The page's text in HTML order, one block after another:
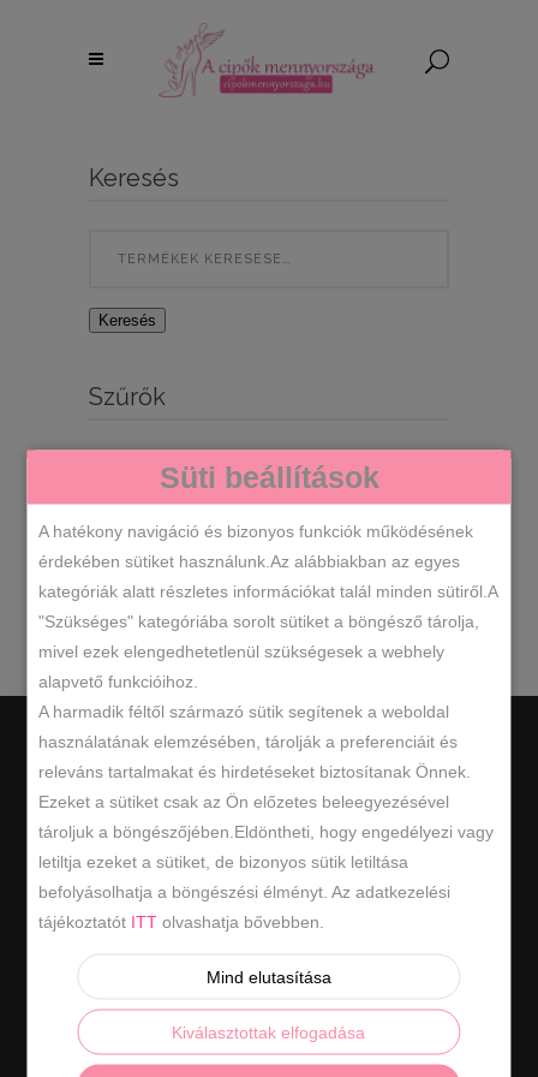
Keresés
Keresés
Szűrők
Egy termék se felelt meg a
keresésnek.
Hasznos információk
ÁSZF
ELÁLLÁS A SZERZŐDÉSTŐL
Süti beállítások
A hatékony navigáció és bizonyos funkciók működésének
érdekében sütiket használunk.Az alábbiakban az egyes
kategóriák alatt részletes információkat talál minden sütiről.A
"Szükséges" kategóriába sorolt sütiket a böngésző tárolja,
mivel ezek elengedhetetlenül szükségesek a webhely
alapvető funkcióihoz.
A harmadik féltől származó sütik segítenek a weboldal
használatának elemzésében, tárolják a preferenciáit és
releváns tartalmakat és hirdetéseket biztosítanak Önnek.
Ezeket a sütiket csak az Ön előzetes beleegyezésével
tároljuk a böngészőjében.Eldöntheti, hogy engedélyezi vagy
letiltja ezeket a sütiket, de bizonyos sütik letiltása
befolyásolhatja a böngészési élményt. Az adatkezelési
tájékoztatót ITT olvashatja bővebben.
Mind elutasítása
Kiválasztottak elfogadása